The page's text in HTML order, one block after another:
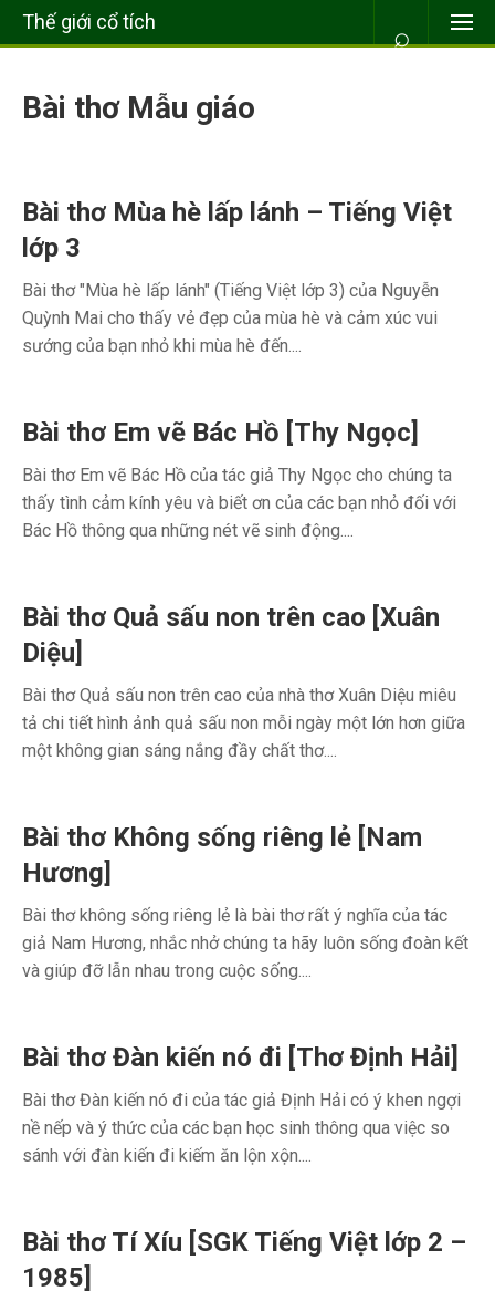
Thế giới cổ tích ⌕
Bài thơ Mẫu giáo
Bài thơ Mùa hè lấp lánh – Tiếng Việt
lớp 3
Bài thơ "Mùa hè lấp lánh" (Tiếng Việt lớp 3) của Nguyễn
Quỳnh Mai cho thấy vẻ đẹp của mùa hè và cảm xúc vui
sướng của bạn nhỏ khi mùa hè đến....
Bài thơ Em vẽ Bác Hồ [Thy Ngọc]
Bài thơ Em vẽ Bác Hồ của tác giả Thy Ngọc cho chúng ta
thấy tình cảm kính yêu và biết ơn của các bạn nhỏ đối với
Bác Hồ thông qua những nét vẽ sinh động....
Bài thơ Quả sấu non trên cao [Xuân
Diệu]
Bài thơ Quả sấu non trên cao của nhà thơ Xuân Diệu miêu
tả chi tiết hình ảnh quả sấu non mỗi ngày một lớn hơn giữa
một không gian sáng nắng đầy chất thơ....
Bài thơ Không sống riêng lẻ [Nam
Hương]
Bài thơ không sống riêng lẻ là bài thơ rất ý nghĩa của tác
giả Nam Hương, nhắc nhở chúng ta hãy luôn sống đoàn kết
và giúp đỡ lẫn nhau trong cuộc sống....
Bài thơ Đàn kiến nó đi [Thơ Định Hải]
Bài thơ Đàn kiến nó đi của tác giả Định Hải có ý khen ngợi
nề nếp và ý thức của các bạn học sinh thông qua việc so
sánh với đàn kiến đi kiếm ăn lộn xộn....
Bài thơ Tí Xíu [SGK Tiếng Việt lớp 2 –
1985]